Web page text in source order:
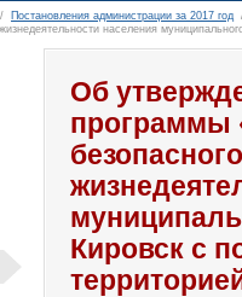
/ Постановления администрации за 2017 год
населения
Об
программы
Кировск с